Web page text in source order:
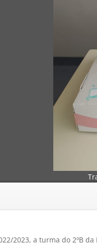
2023, a turma do 2ºB